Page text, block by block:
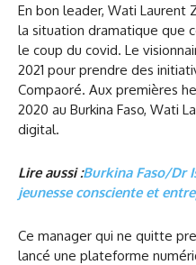
En bon leader, Wati Laurent
la situation dramatique que
le coup du covid. Le
2021 pour prendre des
Compaoré. Aux premières
2020 au Burkina Faso, Wati
digital.
Lire aussi :Burkina Faso/Dr
jeunesse consciente et
Ce manager qui ne quitte
lancé une plateforme